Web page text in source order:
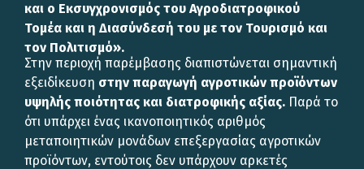
και ο Εκσυγχρονισμός του Αγροδιατροφικού
Τομέα και η Διασύνδεσή του με τον Τουρισμό και
τον Πολιτισμό».
Στην περιοχή παρέμβασης διαπιστώνεται σημαντική
εξειδίκευση στην παραγωγή αγροτικών προϊόντων
υψηλής ποιότητας και διατροφικής αξίας. Παρά το
ότι υπάρχει ένας ικανοποιητικός αριθμός
μεταποιητικών μονάδων επεξεργασίας αγροτικών
προϊόντων, εντούτοις δεν υπάρχουν αρκετές